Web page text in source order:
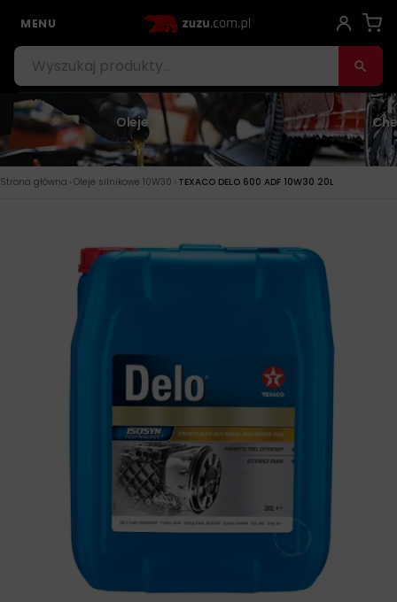
MENU
Oleje
Strona główna › Oleje silnikowe 10W30 › TEXACO DELO 600 ADF 10W30 20L